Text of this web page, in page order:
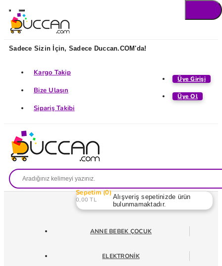
Sadece Sizin İçin, Sadece Duccan.COM'da!
Üye Girişi
Üye Ol
Kargo Takip
Bize Ulaşın
Sipariş Takibi
Sepetim 0
0,00 TL
Alışveriş sepetinizde ürün
bulunmamaktadır.
ANNE BEBEK ÇOCUK
ELEKTRONIK